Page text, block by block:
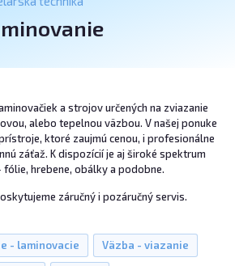
a strojov určených na zviazanie
alebo tepelnou väzbou. V našej ponuke
ktoré zaujmú cenou, i profesionálne
záťaž. K dispozícií je aj široké spektrum
hrebene, obálky a podobne.
záručný i pozáručný servis.
- laminovacie Väzba - viazanie